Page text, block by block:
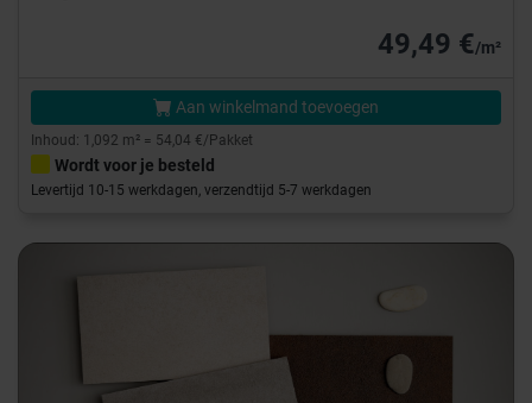
49,49 €/m²
Aan winkelmand toevoegen
Inhoud: 1,092 m² = 54,04 €/Pakket
Wordt voor je besteld
Levertijd 10-15 werkdagen, verzendtijd 5-7 werkdagen